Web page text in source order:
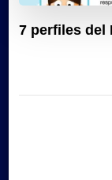
7 perfiles del